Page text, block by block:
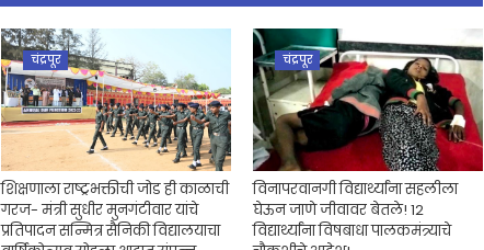
चंद्रपूर
शिक्षणाला राष्ट्रभक्तीची जोड ही काळाची
गरज- मंत्री सुधीर मुनगंटीवार यांचे
प्रतिपादन सन्मित्र सैनिकी विद्यालयाचा
चंद्रपूर
विनापरवानगी विद्यार्थ्यांना सहलीला
घेऊन जाणे जीवावर बेतले! 12
विद्यार्थ्यांना विषबाधा पालकमंत्र्याचे